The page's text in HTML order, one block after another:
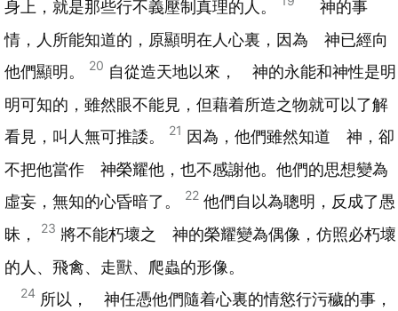
身上，就是那些行不義壓制真理的人。
神的事
情，人所能知道的，原顯明在人心裏，因為 神已經向
他們顯明。
20 自從造天地以來， 神的永能和神性是明
明可知的，雖然眼不能見，但藉着所造之物就可以了解
看見，叫人無可推諉。
21 因為，他們雖然知道 神，卻
不把他當作 神榮耀他，也不感謝他。他們的思想變為
虛妄，無知的心昏暗了。
22 他們自以為聰明，反成了愚
昧，
23 將不能朽壞之 神的榮耀變為偶像，仿照必朽壞
的人、飛禽、走獸、爬蟲的形像。
24 所以， 神任憑他們隨着心裏的情慾行污穢的事，